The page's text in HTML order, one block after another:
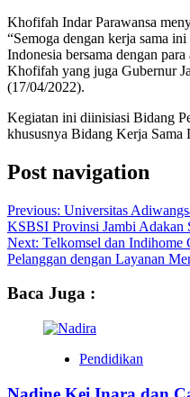
Khofifah Indar Parawansa
“Semoga dengan kerja sama
Indonesia bersama dengan
Khofifah yang juga Gubernur
(17/04/2022).
Kegiatan ini diinisiasi Bidang
khususnya Bidang Kerja
Post navigation
Previous: Universitas
KSBSI Provinsi Jambi Adakan
Next: Telkomsel dan Indihome
Pelanggan dengan Layanan
Baca Juga :
Pendidikan